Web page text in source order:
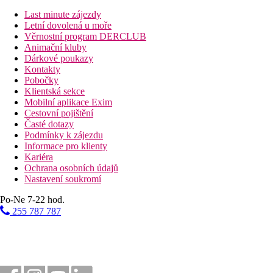
Last minute zájezdy
Letní dovolená u moře
Věrnostní program DERCLUB
Animační kluby
Dárkové poukazy
Kontakty
Pobočky
Klientská sekce
Mobilní aplikace Exim
Cestovní pojištění
Časté dotazy
Podmínky k zájezdu
Informace pro klienty
Kariéra
Ochrana osobních údajů
Nastavení soukromí
Po-Ne 7-22 hod.
255 787 787